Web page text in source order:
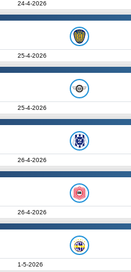
24-4-2026
25-4-2026
25-4-2026
26-4-2026
26-4-2026
1-5-2026